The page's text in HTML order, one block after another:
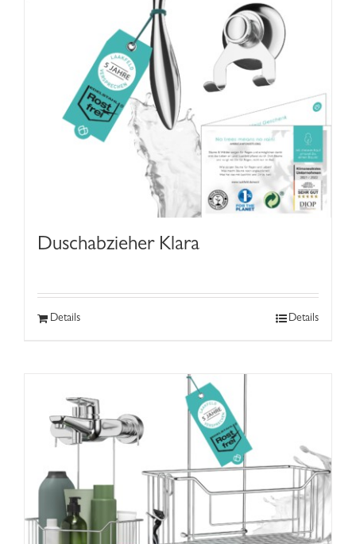
Duschabzieher Klara
Details Details